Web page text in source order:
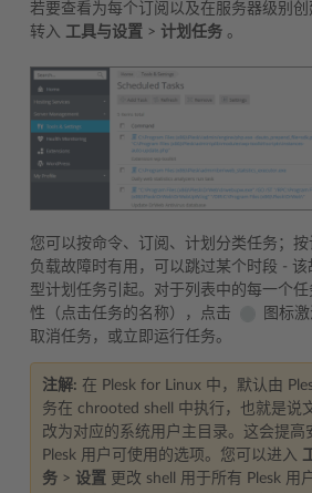
若要查看为每个订阅以及在服务器级别
转入 工具与设置 > 计划任务 。
您可以按命令、订阅、计划分类任务；
负载故障时有用，可以跳过某个时段 -
型计划任务引起。对于列表中的每一个
性（点击任务的名称），点击
图标
取消任务，或立即运行任务。
注解: 在 Plesk for Linux 中，默认由
务在 chrooted shell 中执行，也就是说
改为对应的系统用户主目录。这会提高
Plesk 用户可使用的选项。您可以进入
务 > 设置 更改 shell 用于所有 Plesk 用